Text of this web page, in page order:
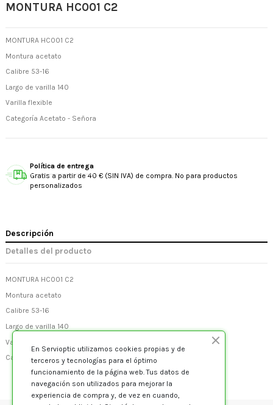
MONTURA HC001 C2
MONTURA HC001 C2
Montura acetato
Calibre 53-16
Largo de varilla 140
Varilla flexible
Categoría Acetato - Señora
Política de entrega
Gratis a partir de 40 € (SIN IVA) de compra. No para productos
personalizados
Descripción
Detalles del producto
MONTURA HC001 C2
Montura acetato
Calibre 53-16
Largo de varilla 140
Varilla flexible
Categoría Acetato - Señora
En Servioptic utilizamos cookies propias y de
terceros y tecnologías para el óptimo
funcionamiento de la página web. Tus datos de
navegación son utilizados para mejorar la
experiencia de compra y, de vez en cuando,